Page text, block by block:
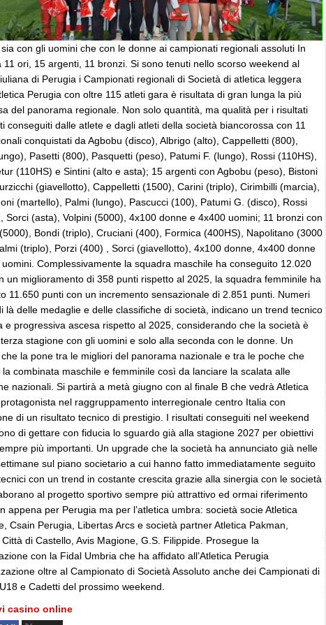
con gli uomini che con le donne ai campionati regionali assoluti In
11 ori, 15 argenti, 11 bronzi. Si sono tenuti nello scorso weekend al
di Perugia i Campionati regionali di Società di atletica leggera
Perugia con oltre 115 atleti gara è risultata di gran lunga la più
del panorama regionale. Non solo quantità, ma qualità per i risultati
conseguiti dalle atlete e dagli atleti della società biancorossa con 11
conquistati da Agbobu (disco), Albrigo (alto), Cappelletti (800),
Pasetti (800), Pasquetti (peso), Patumi F. (lungo), Rossi (110HS),
(110HS) e Sintini (alto e asta); 15 argenti con Agbobu (peso), Bistoni
(giavellotto), Cappelletti (1500), Carini (triplo), Cirimbilli (marcia),
(martello), Palmi (lungo), Pascucci (100), Patumi G. (disco), Rossi
Sorci (asta), Volpini (5000), 4x100 donne e 4x400 uomini; 11 bronzi con
Bondi (triplo), Cruciani (400), Formica (400HS), Napolitano (3000
(triplo), Porzi (400) , Sorci (giavellotto), 4x100 donne, 4x400 donne
Complessivamente la squadra maschile ha conseguito 12.020
un miglioramento di 358 punti rispetto al 2025, la squadra femminile ha
11.650 punti con un incremento sensazionale di 2.851 punti. Numeri
là delle medaglie e delle classifiche di società, indicano un trend tecnico
e progressiva ascesa rispetto al 2025, considerando che la società è
stagione con gli uomini e solo alla seconda con le donne. Un
la pone tra le migliori del panorama nazionale e tra le poche che
la combinata maschile e femminile così da lanciare la scalata alle
nazionali. Si partirà a metà giugno con al finale B che vedrà Atletica
nel raggruppamento interregionale centro Italia con
di un risultato tecnico di prestigio. I risultati conseguiti nel weekend
di gettare con fiducia lo sguardo già alla stagione 2027 per obiettivi
più importanti. Un upgrade che la società ha annunciato già nelle
sul piano societario a cui hanno fatto immediatamente seguito
con un trend in costante crescita grazie alla sinergia con le società
al progetto sportivo sempre più attrattivo ed ormai riferimento
appena per Perugia ma per l’atletica umbra: società socie Atletica
Csain Perugia, Libertas Arcs e società partner Atletica Pakman,
di Castello, Avis Magione, G.S. Filippide. Prosegue la
con la Fidal Umbria che ha affidato all’Atletica Perugia
oltre al Campionato di Società Assoluto anche dei Campionati di
e Cadetti del prossimo weekend.
casino online